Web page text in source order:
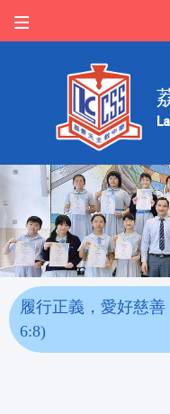
履行正義，愛好慈
6:8)